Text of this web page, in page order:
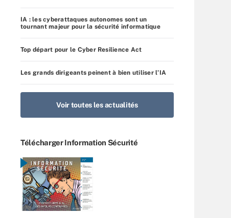
IA : les cyberattaques autonomes sont un
tournant majeur pour la sécurité informatique
Top départ pour le Cyber Resilience Act
Les grands dirigeants peinent à bien utiliser l’IA
Voir toutes les actualités
Télécharger Information Sécurité